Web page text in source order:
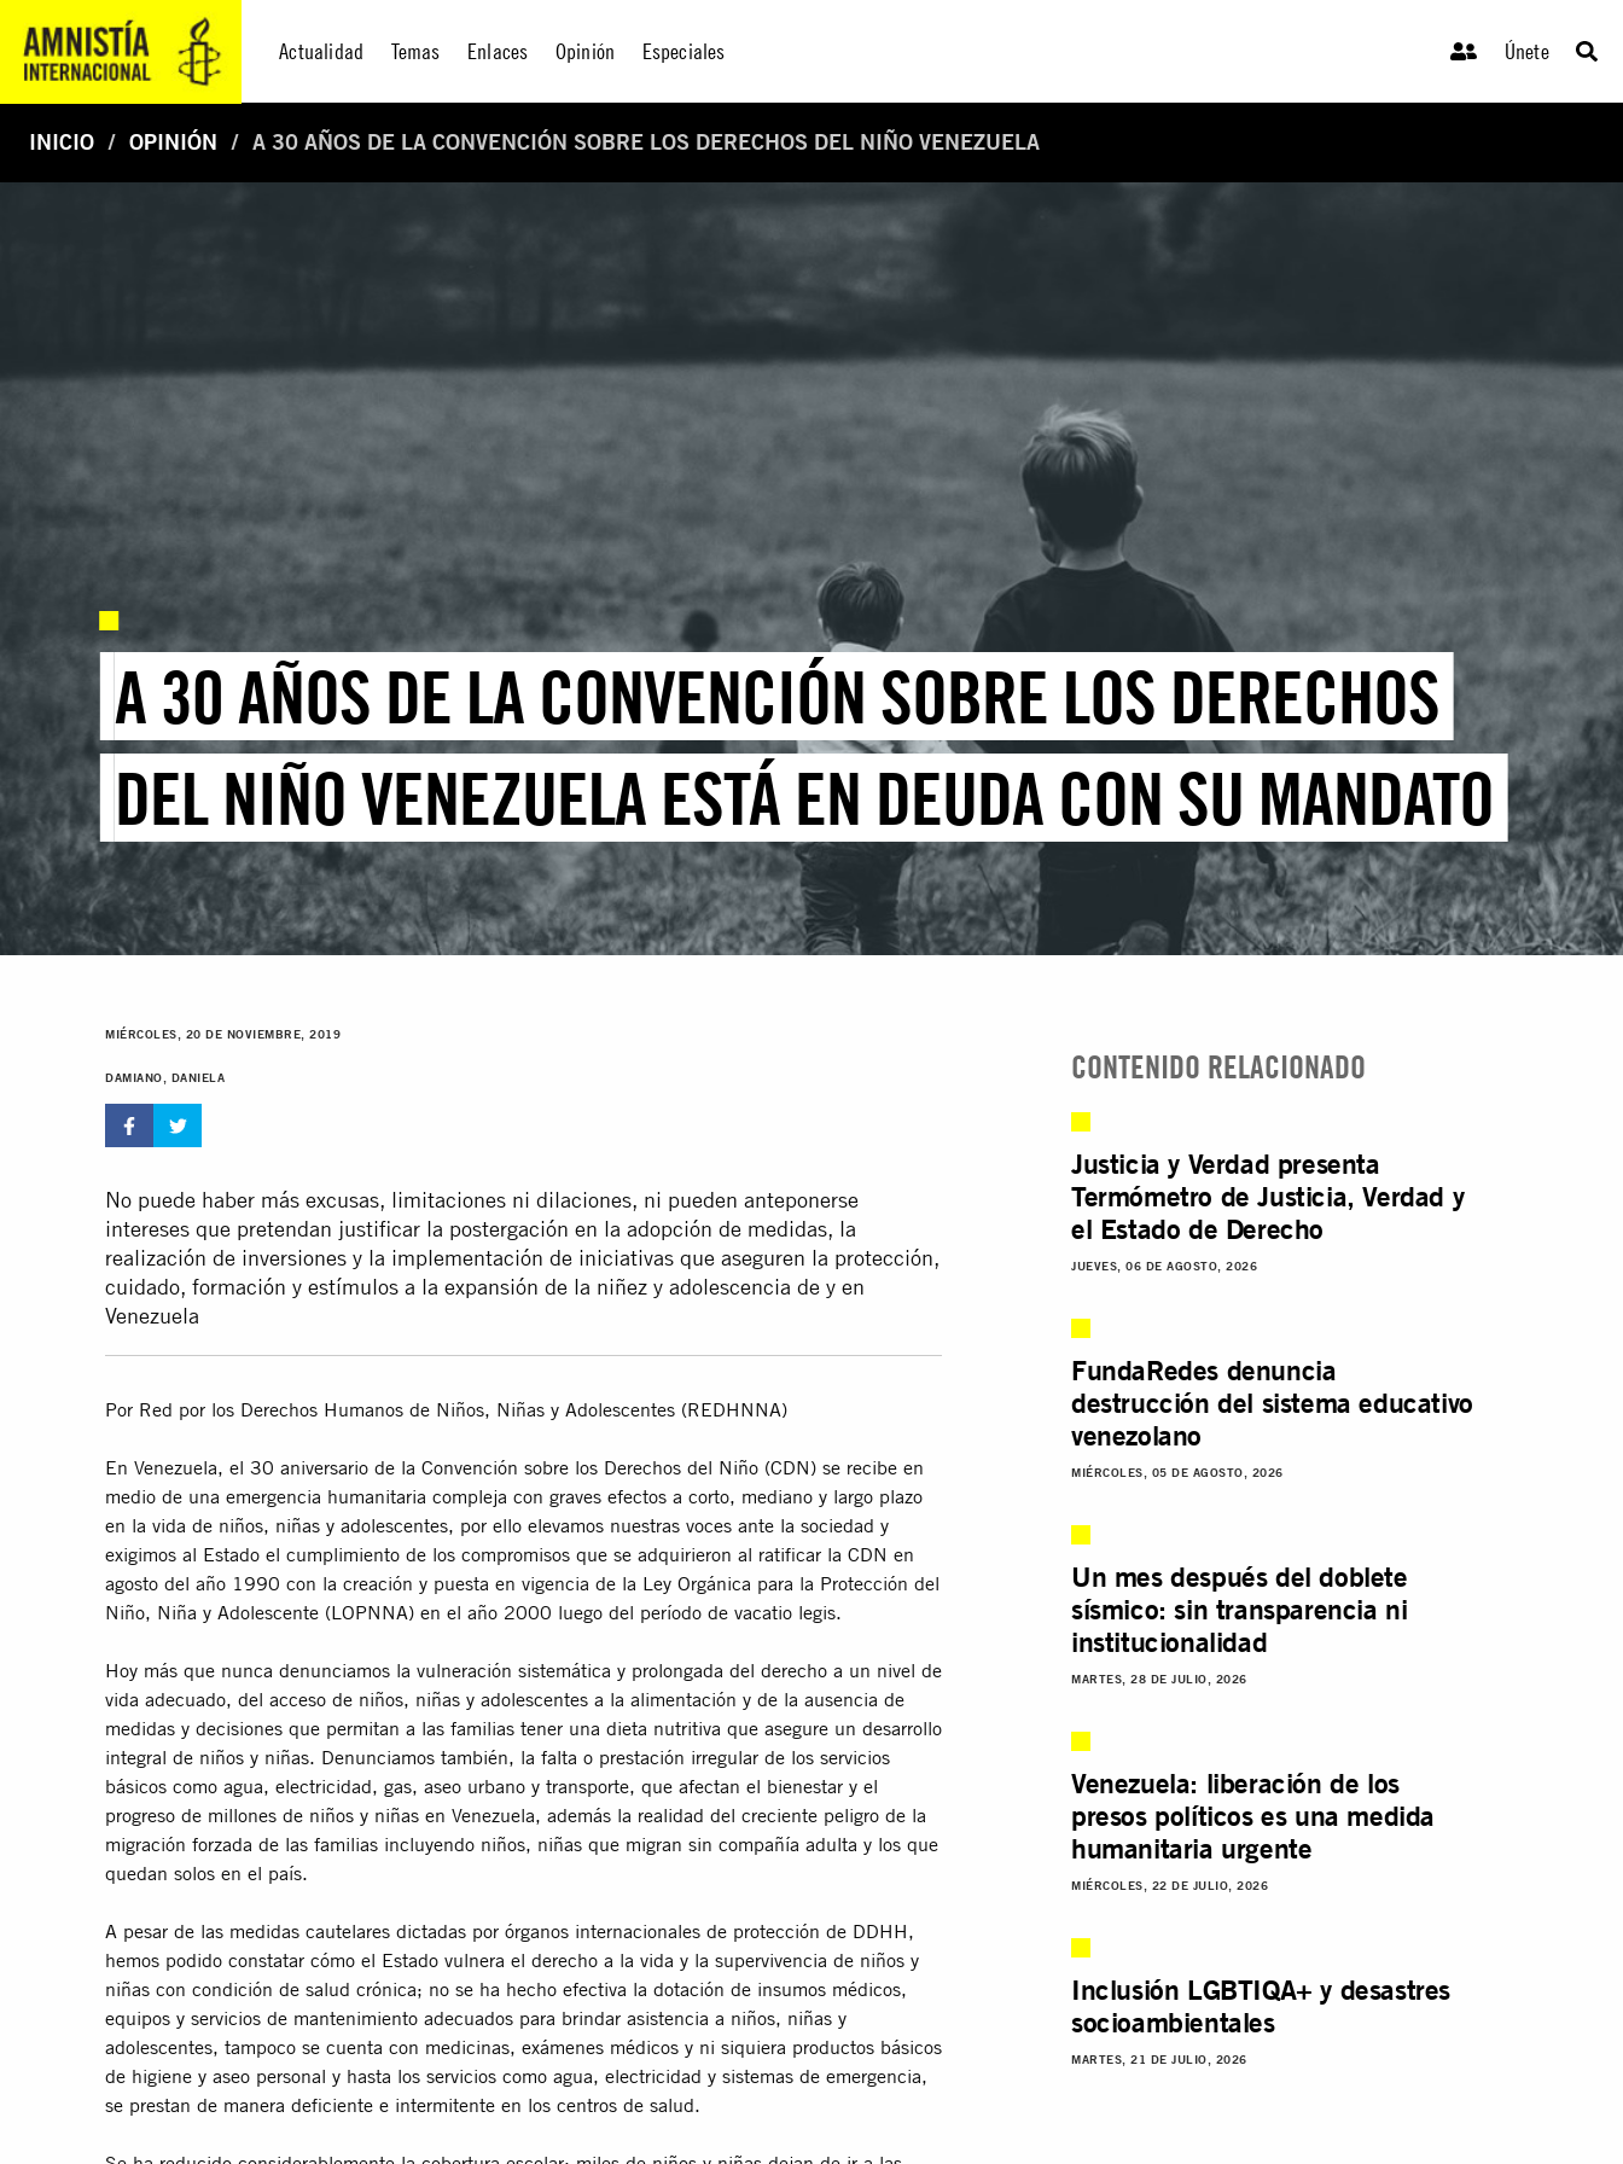
Actualidad Temas Enlaces Opinión Especiales Únete
INICIO OPINIÓN A 30 AÑOS DE LA CONVENCIÓN SOBRE LOS DERECHOS DEL NIÑO VENEZUELA
A 30 AÑOS DE LA CONVENCIÓN SOBRE LOS DERECHOS
DEL NIÑO VENEZUELA ESTÁ EN DEUDA CON SU MANDATO
MIÉRCOLES, 20 DE NOVIEMBRE, 2019
DAMIANO, DANIELA
No puede haber más excusas, limitaciones ni dilaciones, ni pueden anteponerse
intereses que pretendan justificar la postergación en la adopción de medidas, la
realización de inversiones y la implementación de iniciativas que aseguren la protección,
cuidado, formación y estímulos a la expansión de la niñez y adolescencia de y en
Venezuela
Por Red por los Derechos Humanos de Niños, Niñas y Adolescentes (REDHNNA)
En Venezuela, el 30 aniversario de la Convención sobre los Derechos del Niño (CDN) se recibe en
medio de una emergencia humanitaria compleja con graves efectos a corto, mediano y largo plazo
en la vida de niños, niñas y adolescentes, por ello elevamos nuestras voces ante la sociedad y
exigimos al Estado el cumplimiento de los compromisos que se adquirieron al ratificar la CDN en
agosto del año 1990 con la creación y puesta en vigencia de la Ley Orgánica para la Protección del
Niño, Niña y Adolescente (LOPNNA) en el año 2000 luego del período de vacatio legis.
Hoy más que nunca denunciamos la vulneración sistemática y prolongada del derecho a un nivel de
vida adecuado, del acceso de niños, niñas y adolescentes a la alimentación y de la ausencia de
medidas y decisiones que permitan a las familias tener una dieta nutritiva que asegure un desarrollo
integral de niños y niñas. Denunciamos también, la falta o prestación irregular de los servicios
básicos como agua, electricidad, gas, aseo urbano y transporte, que afectan el bienestar y el
progreso de millones de niños y niñas en Venezuela, además la realidad del creciente peligro de la
migración forzada de las familias incluyendo niños, niñas que migran sin compañía adulta y los que
quedan solos en el país.
A pesar de las medidas cautelares dictadas por órganos internacionales de protección de DDHH,
hemos podido constatar cómo el Estado vulnera el derecho a la vida y la supervivencia de niños y
niñas con condición de salud crónica; no se ha hecho efectiva la dotación de insumos médicos,
equipos y servicios de mantenimiento adecuados para brindar asistencia a niños, niñas y
adolescentes, tampoco se cuenta con medicinas, exámenes médicos y ni siquiera productos básicos
de higiene y aseo personal y hasta los servicios como agua, electricidad y sistemas de emergencia,
se prestan de manera deficiente e intermitente en los centros de salud.
CONTENIDO RELACIONADO
Justicia y Verdad presenta
Termómetro de Justicia, Verdad y
el Estado de Derecho
JUEVES, 06 DE AGOSTO, 2026
FundaRedes denuncia
destrucción del sistema educativo
venezolano
MIÉRCOLES, 05 DE AGOSTO, 2026
Un mes después del doblete
sísmico: sin transparencia ni
institucionalidad
MARTES, 28 DE JULIO, 2026
Venezuela: liberación de los
presos políticos es una medida
humanitaria urgente
MIÉRCOLES, 22 DE JULIO, 2026
Inclusión LGBTIQA+ y desastres
socioambientales
MARTES, 21 DE JULIO, 2026